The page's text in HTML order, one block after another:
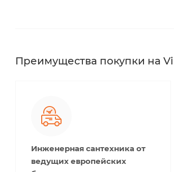
Преимущества покупки на
Инженерная сантехника от
ведущих европейских